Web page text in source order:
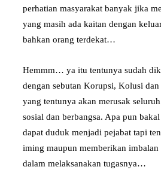
perhatian masyarakat banyak jika
yang masih ada kaitan dengan
bahkan orang terdekat…
Hemmm… ya itu tentunya sudah
dengan sebutan Korupsi, Kolusi
yang tentunya akan merusak
sosial dan berbangsa. Apa pun
dapat duduk menjadi pejabat tapi
iming maupun memberikan
dalam melaksanakan tugasnya…